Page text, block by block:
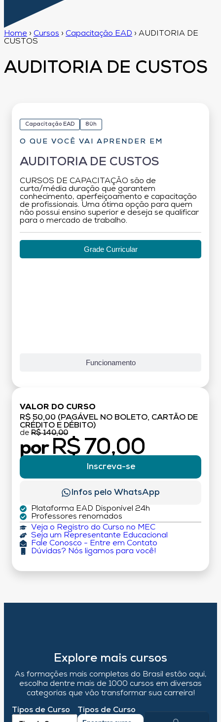
Home › Cursos › Capacitação EAD › AUDITORIA DE
CUSTOS
AUDITORIA DE CUSTOS
Capacitação EAD 80h
O QUE VOCÊ VAI APRENDER EM
AUDITORIA DE CUSTOS
CURSOS DE CAPACITAÇÃO são de
curta/média duração que garantem
conhecimento, aperfeiçoamento e capacitação
de profissionais. Uma ótima opção para quem
não possui ensino superior e deseja se qualificar
para o mercado de trabalho.
Grade Curricular
Funcionamento
VALOR DO CURSO
R$ 50,00 (PAGÁVEL NO BOLETO, CARTÃO DE
CRÉDITO E DÉBITO)
de R$ 140,00
por R$ 70,00
Inscreva-se
Infos pelo WhatsApp
Plataforma EAD Disponível 24h
Professores renomados
Veja o Registro do Curso no MEC
Seja um Representante Educacional
Fale Conosco - Entre em Contato
Dúvidas? Nós ligamos para você!
Explore mais cursos
As formações mais completas do Brasil estão aqui,
escolha dentre mais de 1000 cursos em diversas
categorias que vão transformar sua carreira!
Tipos de Curso Tipos de Curso